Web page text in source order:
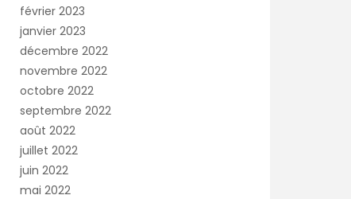
février 2023
janvier 2023
décembre 2022
novembre 2022
octobre 2022
septembre 2022
août 2022
juillet 2022
juin 2022
mai 2022